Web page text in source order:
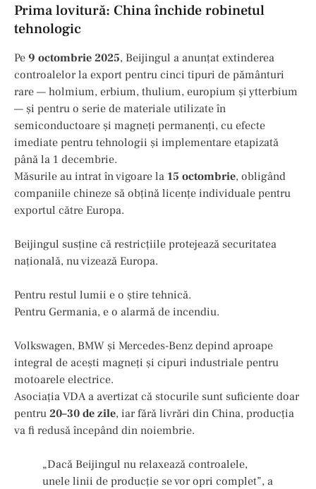
Prima lovitură: China închide robinetul
tehnologic
Pe 9 octombrie 2025, Beijingul a anunțat extinderea
controalelor la export pentru cinci tipuri de pământuri
rare — holmium, erbium, thulium, europium și ytterbium
— și pentru o serie de materiale utilizate în
semiconductoare și magneți permanenți, cu efecte
imediate pentru tehnologii și implementare etapizată
până la 1 decembrie.
Măsurile au intrat în vigoare la 15 octombrie, obligând
companiile chineze să obțină licențe individuale pentru
exportul către Europa.
Beijingul susține că restricțiile protejează securitatea
națională, nu vizează Europa.
Pentru restul lumii e o știre tehnică.
Pentru Germania, e o alarmă de incendiu.
Volkswagen, BMW și Mercedes-Benz depind aproape
integral de acești magneți și cipuri industriale pentru
motoarele electrice.
Asociația VDA a avertizat că stocurile sunt suficiente doar
pentru 20–30 de zile, iar fără livrări din China, producția
va fi redusă începând din noiembrie.
„Dacă Beijingul nu relaxează controalele,
unele linii de producție se vor opri complet”, a